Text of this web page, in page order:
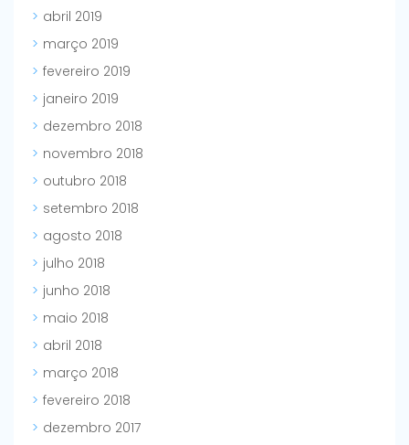
abril 2019
março 2019
fevereiro 2019
janeiro 2019
dezembro 2018
novembro 2018
outubro 2018
setembro 2018
agosto 2018
julho 2018
junho 2018
maio 2018
abril 2018
março 2018
fevereiro 2018
dezembro 2017